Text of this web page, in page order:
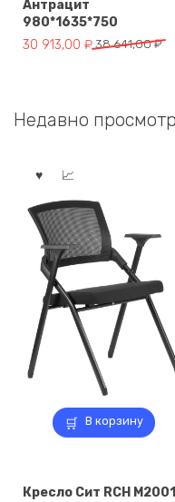
Антрацит
980*1635*750
38 641,00₽
Первоначальная
641,00 ₽.
30 913,00 ₽
Текущая
Недавно
В корзину
Кресло Сит RCH